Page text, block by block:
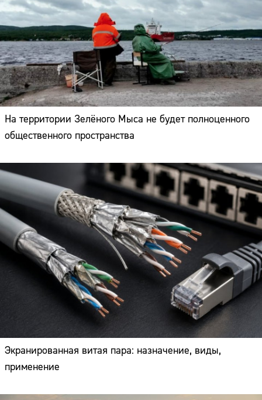
На территории Зелёного Мыса не будет полноценного
общественного пространства
Экранированная витая пара: назначение, виды,
применение